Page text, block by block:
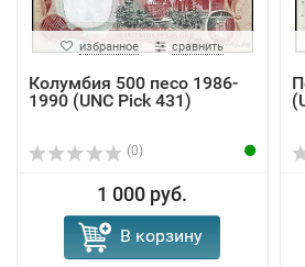
избранное сравнить
Колумбия 500 песо 1986-
1990 (UNC Pick 431)
(0)
1 000 руб.
В корзину